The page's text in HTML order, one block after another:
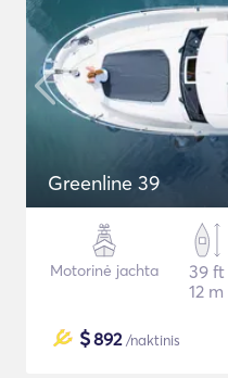
Greenline 39
Motorinė jachta
39 ft
12 m
$892/naktinis